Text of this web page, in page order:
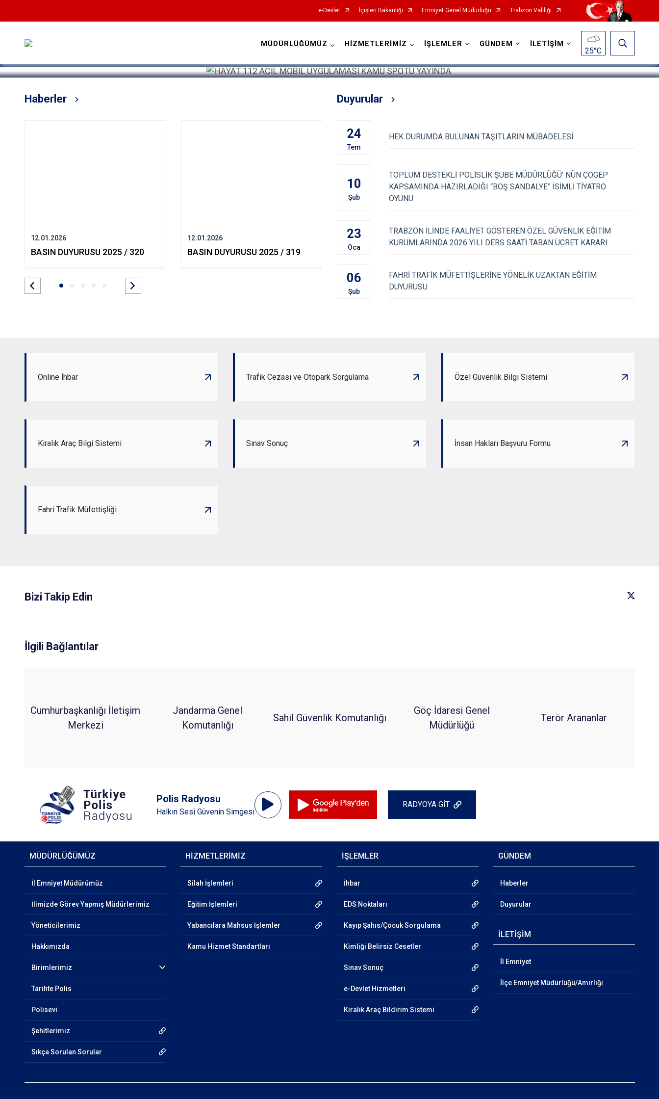
e-Devlet İçişleri Bakanlığı Emniyet Genel Müdürlüğü Trabzon Valiliği
MÜDÜRLÜĞÜMÜZ HİZMETLERİMİZ İŞLEMLER GÜNDEM İLETİŞİM
25°C
Haberler
12.01.2026
BASIN DUYURUSU 2025 / 320
12.01.2026
BASIN DUYURUSU 2025 / 319
12.01.2026
BASIN DUYURUSU 2025 / 318
12.01.2026
Duyurular
24
Tem
HEK DURUMDA BULUNAN TAŞITLARIN MÜBADELESİ
10
Şub
TOPLUM DESTEKLİ POLİSLİK ŞUBE MÜDÜRLÜĞÜ’ NÜN ÇOGEP
KAPSAMINDA HAZIRLADIĞI “BOŞ SANDALYE” İSİMLİ TİYATRO
OYUNU
23
Oca
TRABZON İLİNDE FAALİYET GÖSTEREN ÖZEL GÜVENLİK EĞİTİM
KURUMLARINDA 2026 YILI DERS SAATİ TABAN ÜCRET KARARI
06
Şub
FAHRİ TRAFİK MÜFETTİŞLERİNE YÖNELİK UZAKTAN EĞİTİM
DUYURUSU
Online İhbar Trafik Cezası ve Otopark Sorgulama Özel Güvenlik Bilgi Sistemi
Kiralık Araç Bilgi Sistemi Sınav Sonuç İnsan Hakları Başvuru Formu
Fahri Trafik Müfettişliği
Bizi Takip Edin
İlgili Bağlantılar
Cumhurbaşkanlığı İletişim
Merkezi
Jandarma Genel
Komutanlığı
Sahil Güvenlik Komutanlığı
Göç İdaresi Genel
Müdürlüğü
Terör Arananlar
Polis Radyosu
Halkın Sesi Güvenin Simgesi
Ses
Oynatıcı
RADYOYA GİT
MÜDÜRLÜĞÜMÜZ
İl Emniyet Müdürümüz
İlimizde Görev Yapmış Müdürlerimiz
Yöneticilerimiz
Hakkımızda
Birimlerimiz
Tarihte Polis
Polisevi
Şehitlerimiz
Sıkça Sorulan Sorular
HİZMETLERİMİZ
Silah İşlemleri
Eğitim İşlemleri
Yabancılara Mahsus İşlemler
Kamu Hizmet Standartları
İŞLEMLER
İhbar
EDS Noktaları
Kayıp Şahıs/Çocuk Sorgulama
Kimliği Belirsiz Cesetler
Sınav Sonuç
e-Devlet Hizmetleri
Kiralık Araç Bildirim Sistemi
GÜNDEM
Haberler
Duyurular
İLETİŞİM
İl Emniyet
İlçe Emniyet Müdürlüğü/Amirliği